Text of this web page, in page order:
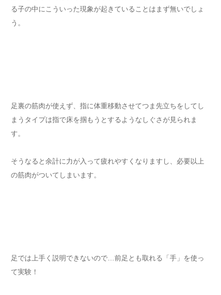
る子の中にこういった現象が起きていることはまず無いでしょ
う。
足裏の筋肉が使えず、指に体重移動させてつま先立ちをしてし
まうタイプは指で床を掴もうとするようなしぐさが見られま
す。
そうなると余計に力が入って疲れやすくなりますし、必要以上
の筋肉がついてしまいます。
足では上手く説明できないので…前足とも取れる「手」を使っ
て実験！